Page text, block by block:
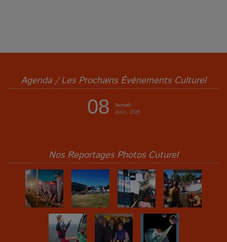
Agenda / Les Prochains Événements Culturel
08
Samedi
Août, 2026
Nos Reportages Photos Cuturel